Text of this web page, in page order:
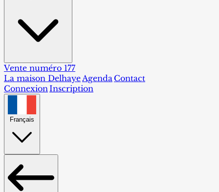
Vente numéro 177
La maison DelhayeAgenda Contact
ConnexionInscription
Français